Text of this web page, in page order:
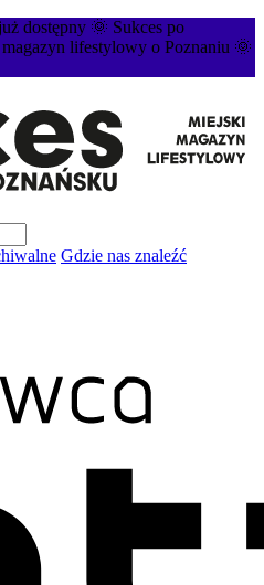
dostępny 🌞 Sukces po
lifestylowy o Poznaniu 🌞
Gdzie nas znaleźć